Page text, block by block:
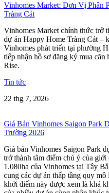
Vinhomes Market: Đơn Vị Phân
Tràng Cát
Vinhomes Market chính thức trở
dự án Happy Home Tràng Cát –
Vinhomes phát triển tại phường
tiếp nhận hồ sơ đăng ký mua
Rise.
Tin tức
22 thg 7, 2026
Giá Bán Vinhomes Saigon Park
Trường 2026
Giá bán Vinhomes Saigon Park
trở thành tâm điểm chú ý của
1.080ha của Vinhomes tại Tây
cung các dự án thấp tầng quy
khởi điểm này được xem là khá